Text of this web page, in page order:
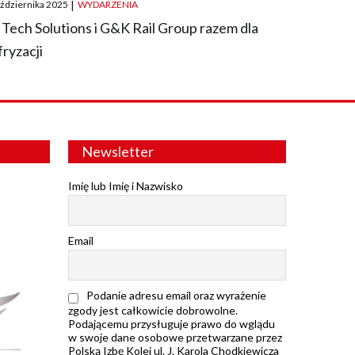
2025 | WYDARZENIA
Tech Solutions i G&K Rail Group razem dla
Newsletter
Imię lub Imię i Nazwisko
Email
Podanie adresu email oraz wyrażenie
zgody jest całkowicie dobrowolne.
Podającemu przysługuje prawo do wglądu
w swoje dane osobowe przetwarzane przez
Polską Izbę Kolei ul. J. Karola Chodkiewicza